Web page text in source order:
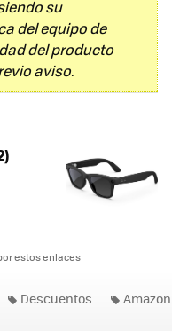
su
del equipo de
del producto
aviso.
estos enlaces
Descuentos